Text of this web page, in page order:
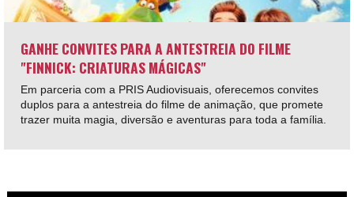
GANHE CONVITES PARA A ANTESTREIA DO FILME
"FINNICK: CRIATURAS MÁGICAS"
Em parceria com a PRIS Audiovisuais, oferecemos convites
duplos para a antestreia do filme de animação, que promete
trazer muita magia, diversão e aventuras para toda a família.